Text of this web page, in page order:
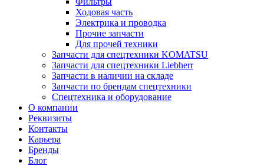
Ходовая часть
Электрика и проводка
Прочие запчасти
Для прочей техники
Запчасти для спецтехники KOMATSU
Запчасти для спецтехники Liebherr
Запчасти в наличии на складе
Запчасти по брендам спецтехники
Спецтехника и оборудование
О компании
Реквизиты
Контакты
Карьера
Бренды
Блог